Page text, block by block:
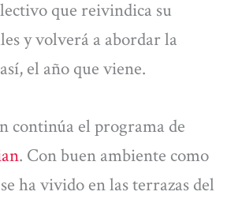
que reivindica su
y volverá a abordar la
el año que viene.
continúa el programa de
. Con buen ambiente como
ha vivido en las terrazas del